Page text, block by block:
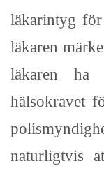
läkarintyg
läkaren
läkaren
hälsokravet
naturligtvis